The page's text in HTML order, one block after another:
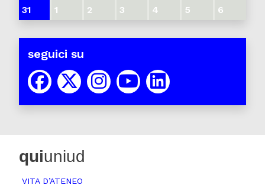
31
1 2 3 4 5 6
seguici su
quiuniud
VITA D’ATENEO